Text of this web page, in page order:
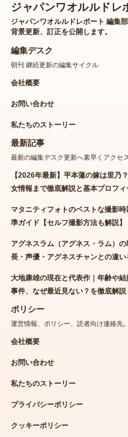
ジャパンワオルルドレ
ジャパンワオルルドレポート 編集
背景更新、訂正を公開します。
編集デスク
朝刊 継続更新の編集サイクル
会社概要
お問い合わせ
私たちのストーリー
最新記事
最新の編集デスク更新へ素早くアクセス
【2026年最新】平本蓮の嫁は里乃
女情報まで徹底解説と基本プロフィ
マタニティフォトのベストな撮影
準ガイド【セルフ撮影方法も解説】
アグネスラム（アグネス・ラム）
長・声優・アグネスチャンとの違い
大地康雄の現在と代表作｜年齢や
事件、なぜ最近見ない？を徹底解説
ポリシー
運営情報、ポリシー、読者向け連絡先。
会社概要
お問い合わせ
私たちのストーリー
プライバシーポリシー
クッキーポリシー